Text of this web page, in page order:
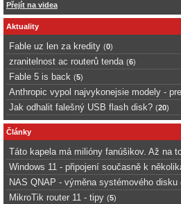
Přejít na videa
Aktuality
Fable uz len za kredity (0)
zranitelnost ac routerů tenda (6)
Fable 5 is back (5)
Anthropic vypol najvykonejsie modely -
Jak odhalit falešný USB flash disk? (20)
Články
Táto kapela má milióny fanúšikov. Až na
Windows 11 - připojení současně k
NAS QNAP - výměna systémového disku
MikroTik router 11 - tipy (5)